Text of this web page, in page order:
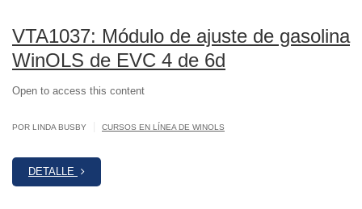
VTA1037: Módulo de ajuste de gasolina
WinOLS de EVC 4 de 6d
Open to access this content
POR LINDA BUSBY CURSOS EN LÍNEA DE WINOLS
DETALLE